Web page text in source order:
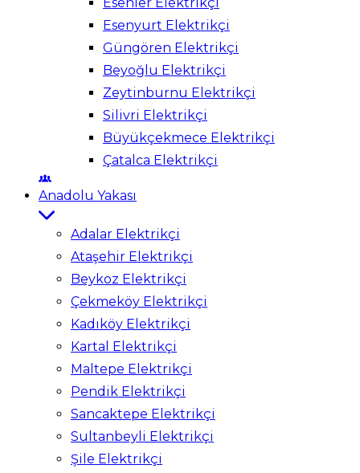
Esenyurt Elektrikçi
Güngören Elektrikçi
Beyoğlu Elektrikçi
Zeytinburnu Elektrikçi
Silivri Elektrikçi
Büyükçekmece Elektrikçi
Çatalca Elektrikçi
Anadolu Yakası
Adalar Elektrikçi
Ataşehir Elektrikçi
Beykoz Elektrikçi
Çekmeköy Elektrikçi
Kadıköy Elektrikçi
Kartal Elektrikçi
Maltepe Elektrikçi
Pendik Elektrikçi
Sancaktepe Elektrikçi
Sultanbeyli Elektrikçi
Şile Elektrikçi